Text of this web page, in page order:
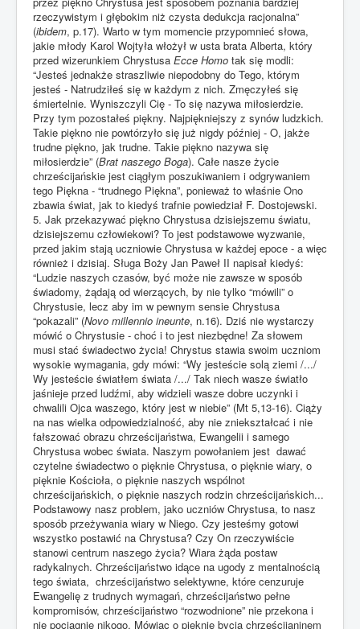
rzeczywistym i głębokim niż czysta dedukcja racjonalna”
(ibidem, p.17). Warto w tym momencie przypomnieć słowa,
jakie młody Karol Wojtyła włożył w usta brata Alberta, który
przed wizerunkiem Chrystusa Ecce Homo tak się modli:
“Jesteś jednakże straszliwie niepodobny do Tego, którym
jesteś - Natrudziłeś się w każdym z nich. Zmęczyłeś się
śmiertelnie. Wyniszczyli Cię - To się nazywa miłosierdzie.
Przy tym pozostałeś piękny. Najpiękniejszy z synów ludzkich.
Takie piękno nie powtórzyło się już nigdy później - O, jakże
trudne piękno, jak trudne. Takie piękno nazywa się
miłosierdzie” (Brat naszego Boga). Całe nasze życie
chrześcijańskie jest ciągłym poszukiwaniem i odgrywaniem
tego Piękna - “trudnego Piękna”, ponieważ to właśnie Ono
zbawia świat, jak to kiedyś trafnie powiedział F. Dostojewski.
5. Jak przekazywać piękno Chrystusa dzisiejszemu światu,
dzisiejszemu człowiekowi? To jest podstawowe wyzwanie,
przed jakim stają uczniowie Chrystusa w każdej epoce - a więc
również i dzisiaj. Sługa Boży Jan Paweł II napisał kiedyś:
“Ludzie naszych czasów, być może nie zawsze w sposób
świadomy, żądają od wierzących, by nie tylko “mówili” o
Chrystusie, lecz aby im w pewnym sensie Chrystusa
“pokazali” (Novo millennio ineunte, n.16). Dziś nie wystarczy
mówić o Chrystusie - choć i to jest niezbędne! Za słowem
musi stać świadectwo życia! Chrystus stawia swoim uczniom
wysokie wymagania, gdy mówi: “Wy jesteście solą ziemi /.../
Wy jesteście światłem świata /.../ Tak niech wasze światło
jaśnieje przed ludźmi, aby widzieli wasze dobre uczynki i
chwalili Ojca waszego, który jest w niebie” (Mt 5,13-16). Ciąży
na nas wielka odpowiedzialność, aby nie zniekształcać i nie
fałszować obrazu chrześcijaństwa, Ewangelii i samego
Chrystusa wobec świata. Naszym powołaniem jest dawać
czytelne świadectwo o pięknie Chrystusa, o pięknie wiary, o
pięknie Kościoła, o pięknie naszych wspólnot
chrześcijańskich, o pięknie naszych rodzin chrześcijańskich...
Podstawowy nasz problem, jako uczniów Chrystusa, to nasz
sposób przeżywania wiary w Niego. Czy jesteśmy gotowi
wszystko postawić na Chrystusa? Czy On rzeczywiście
stanowi centrum naszego życia? Wiara żąda postaw
radykalnych. Chrześcijaństwo idące na ugody z mentalnością
tego świata, chrześcijaństwo selektywne, które cenzuruje
Ewangelię z trudnych wymagań, chrześcijaństwo pełne
kompromisów, chrześcijaństwo “rozwodnione” nie przekona i
nie pociągnie nikogo. Mówiąc o pięknie bycia chrześcijaninem